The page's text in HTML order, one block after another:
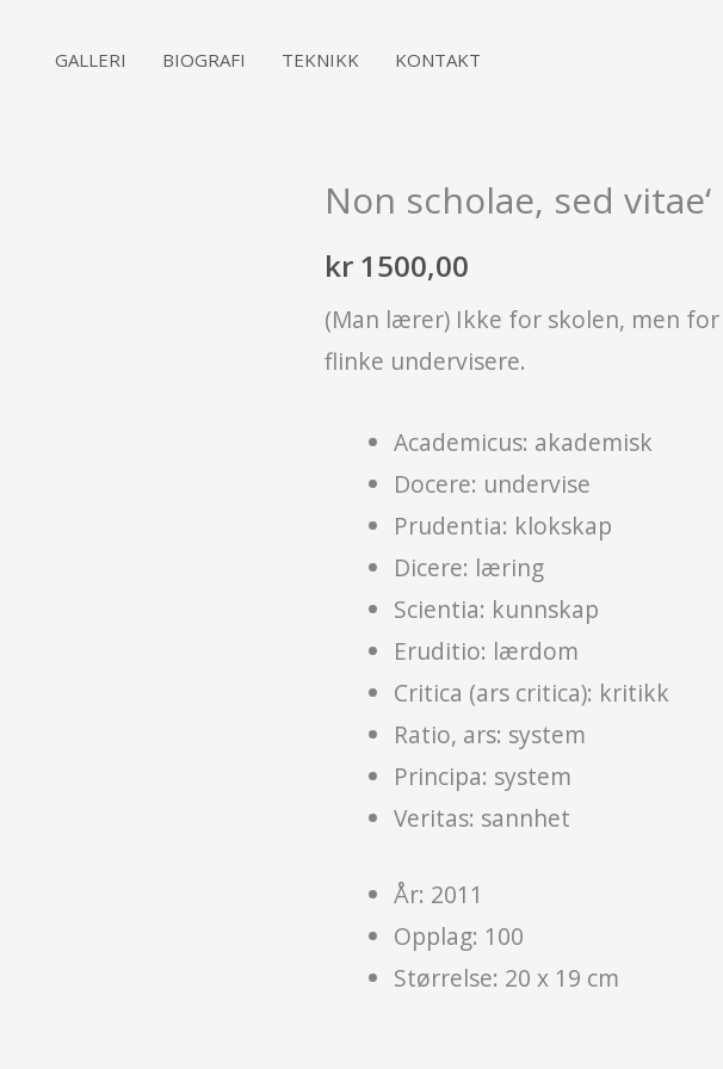
GALLERI BIOGRAFI TEKNIKK KONTAKT
Non scholae, sed vitae‘
kr 1500,00
(Man lærer) Ikke for skolen, men for
flinke undervisere.
Academicus: akademisk
Docere: undervise
Prudentia: klokskap
Dicere: læring
Scientia: kunnskap
Eruditio: lærdom
Critica (ars critica): kritikk
Ratio, ars: system
Principa: system
Veritas: sannhet
År: 2011
Opplag: 100
Størrelse: 20 x 19 cm